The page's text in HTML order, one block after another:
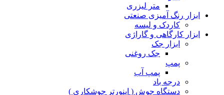
متر لیزری
ابزار رنگ آمیزی صنعتی
کاردک و لیسه
ابزار کارگاهی و گاراژی
ابزار جک
جک روغنی
پمپ
پمپ آب
درجه باد
دستگاه جوش ( اینورتر جوشکاری )